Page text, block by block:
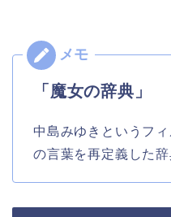
「魔女の辞典」
中島みゆきというフ
の言葉を再定義した辞